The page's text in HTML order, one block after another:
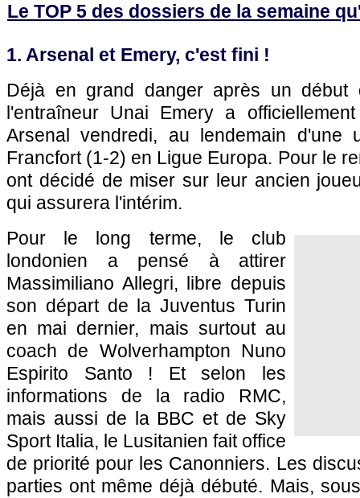
Le TOP 5 des dossiers de la semaine
1. Arsenal et Emery, c'est fini !
Déjà en grand danger après un début
l'entraîneur Unai Emery a
Arsenal vendredi, au lendemain d'une
Francfort (1-2) en Ligue Europa. Pour le
ont décidé de miser sur leur ancien
qui assurera l'intérim.
Pour le long terme, le club
londonien a pensé à attirer
Massimiliano Allegri, libre depuis
son départ de la Juventus Turin
en mai dernier, mais surtout au
coach de Wolverhampton Nuno
Espirito Santo ! Et selon les
informations de la radio RMC,
mais aussi de la BBC et de Sky
Sport Italia, le Lusitanien fait office
de priorité pour les Canonniers. Les
parties ont même déjà débuté. Mais,